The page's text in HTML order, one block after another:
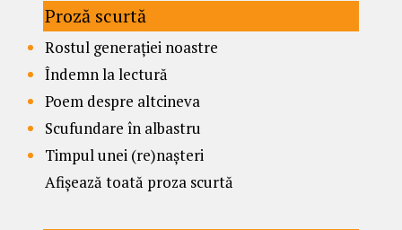
Proză scurtă
Rostul generației noastre
Îndemn la lectură
Poem despre altcineva
Scufundare în albastru
Timpul unei (re)nașteri
Afișează toată proza scurtă